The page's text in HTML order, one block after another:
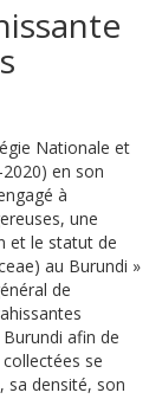
Nationale et
en son
à
une
et le statut de
au Burundi »
de
afin de
se
sa densité, son